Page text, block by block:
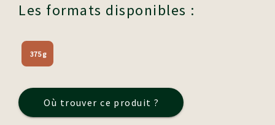
Les formats disponibles :
375 g
Où trouver ce produit ?